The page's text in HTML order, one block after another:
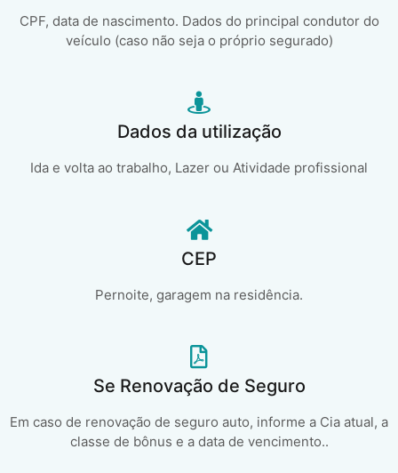
CPF, data de nascimento. Dados do principal condutor do
veículo (caso não seja o próprio segurado)
Dados da utilização
Ida e volta ao trabalho, Lazer ou Atividade profissional
CEP
Pernoite, garagem na residência.
Se Renovação de Seguro
Em caso de renovação de seguro auto, informe a Cia atual, a
classe de bônus e a data de vencimento..